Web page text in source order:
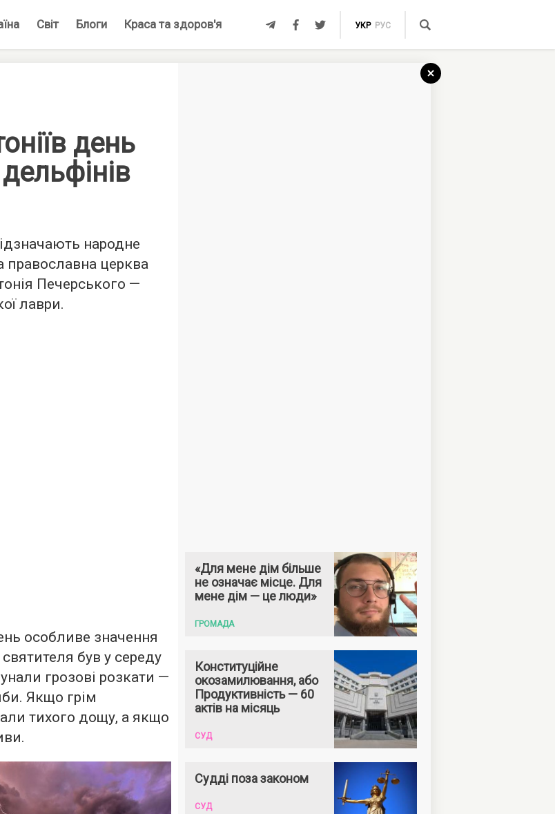
Світ Блоги Краса та здоров'я УКР РУС
день
народне
православна церква
Печерського —
лаври.
особливе значення
був у середу
грозові розкати —
Якщо грім
тихого дощу, а якщо
«Для мене дім більше
не означає місце. Для
мене дім — це люди»
ГРОМАДА
Конституційне
окозамилювання, або
Продуктивність — 60
актів на місяць
СУД
Судді поза законом
СУД